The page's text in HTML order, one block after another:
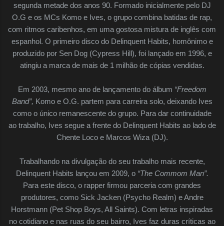
segunda metade dos anos 90. Formado inicialmente pelo DJ
O.G e os MCs Komo e Ives, o grupo combina batidas de rap,
com ritmos caribenhos, em uma gostosa mistura de inglês com
espanhol. O primeiro disco do Delinquent Habits, homônimo e
produzido por Sen Dog (Cypress Hill), foi lançado em 1996, e
atingiu a marca de mais de 1 milhão de cópias vendidas.
Em 2003, mesmo ano de lançamento do álbum “Freedom
Band”, Komo e O.G. partem para carreira solo, deixando Ives
como o único remanescente do grupo. Para dar continuidade
ao trabalho, Ives segue a frente do Delinquent Habits ao lado de
Chente Loco e Marcos Wiza (DJ).
Trabalhando na divulgação do seu trabalho mais recente,
Delinquent Habits lançou em 2009, o “The Commom Man”.
Para este disco, o rapper firmou parceria com grandes
produtores, como Sick Jacken (Psycho Realm) e Andre
Horstmann (Pet Shop Boys, All Saints). Com letras inspiradas
no cotidiano e nas ruas do seu bairro, Ives faz duras críticas ao